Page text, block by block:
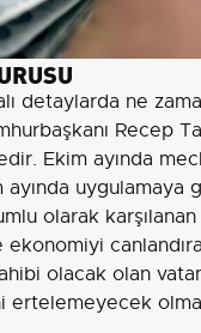
detaylarda ne
Recep
Ekim ayında
ayında
olarak
olacak olan